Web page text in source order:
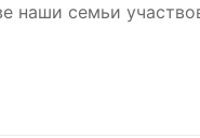
наши семьи